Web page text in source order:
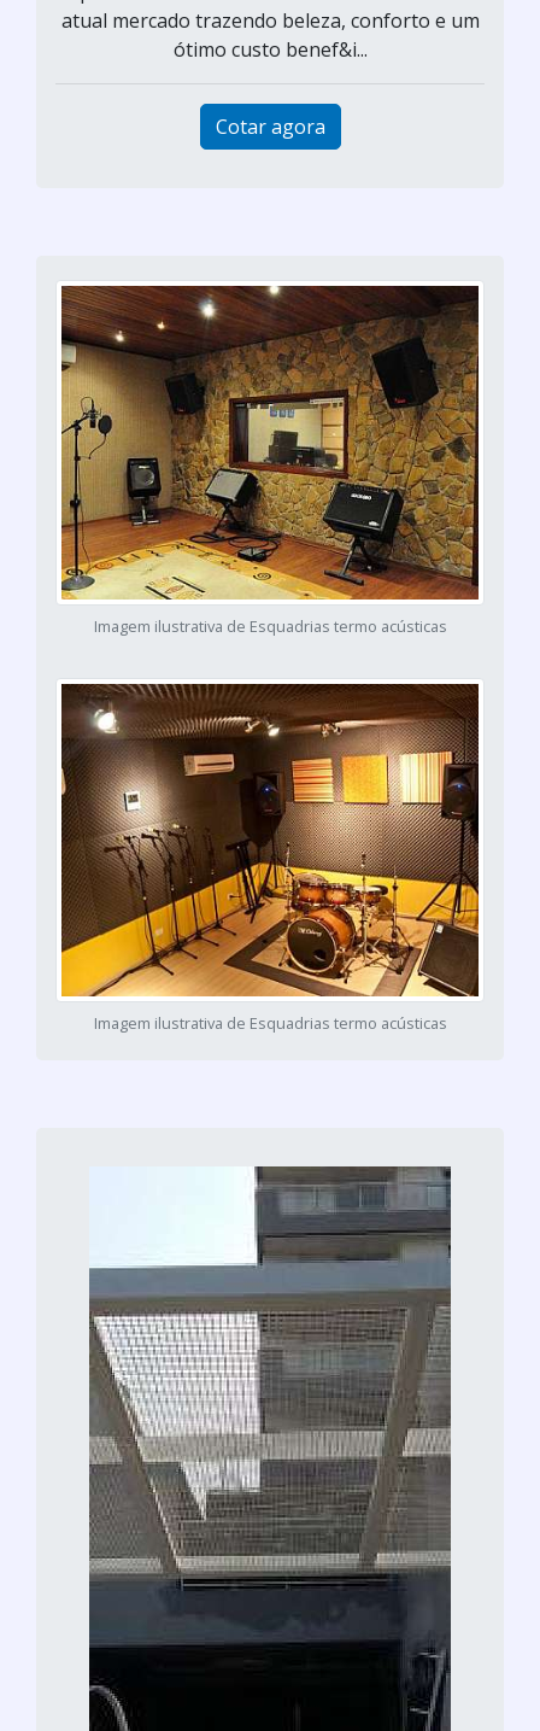
atual mercado trazendo beleza, conforto e um
ótimo custo benef&i...
Cotar agora
Imagem ilustrativa de Esquadrias termo acústicas
Imagem ilustrativa de Esquadrias termo acústicas